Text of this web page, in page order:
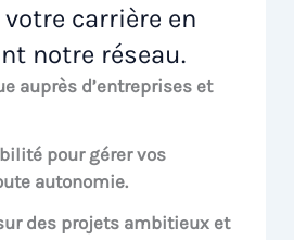
votre carrière en
notre réseau.
auprès d’entreprises et
pour gérer vos
autonomie.
des projets ambitieux et